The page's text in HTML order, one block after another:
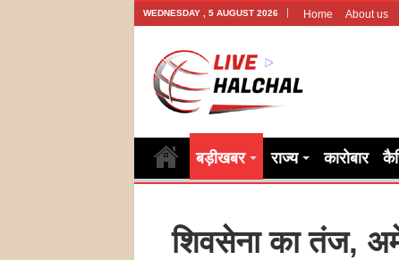
WEDNESDAY , 5 AUGUST 2026 Home About us
बड़ीखबर राज्य कारोबार
शिवसेना का तंज,